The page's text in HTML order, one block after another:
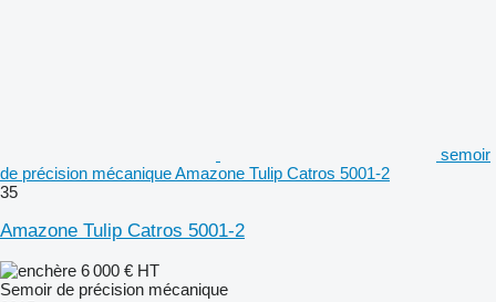
semoir
de précision mécanique Amazone Tulip Catros 5001-2
35
Amazone Tulip Catros 5001-2
6 000 € HT
Semoir de précision mécanique